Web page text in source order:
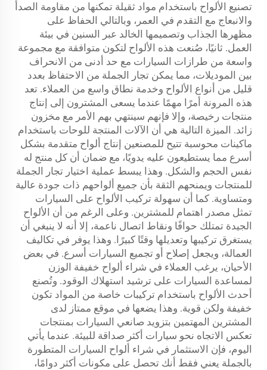
تصنيع الألواح باستخدام مواد ثقيلة تمكنها من مقاومة الصدأ
والانبعاج مع التقدم في العمر، وبالتالي الحفاظ على
مظهرها الجذاب وتصميمها الخالد عبر السنين في بيئة
العمل. ثانيًا، صُنعت هذه الألواح لتكون متوافقة مع مجموعة
واسعة من طرازات السيارات مع حد أدنى من الانحراف
بين الموديلات، مما يمكن تجار الجملة من الاحتفاظ بعدد
قليل من أنواع الألواح وخدمة نطاق واسع من العملاء. تعد
هذه المرونة أمرًا مهمًا عندما يسعى المشترون إلى إنتاج
منتجات رخيصة، وإلا فإنهم سينتهي بهم الأمر مع مخزون
زائد. الميزة التالية هي أن الآلات المنتجة للوحات باستخدام
ماكينات محوسبة تتيح للمصنعين إنتاج ألواح متقدمة بشكل
أسرع مما يستطيعون عليه يدويًا، مع ضمان أن كل منتج له
نفس الحجم والشكل. وهذا يبسط عملية اختيار تجار الجملة
للمنتجات ويمنحهم الثقة بأن جميع ألواحهم ذات جودة عالية
ومتساوية. كما أن سهولة تركيب الألواح على السيارات
تمثل مصدر اهتمام للمشترين. وعلى الرغم من أن الألواح
الجيدة تمتلك حوافًا ونقاط اتصال ناعمة، إلا أنه لا ينبغي أن
يستغرق تركيبها وتعديلها وقتًا كبيرًا. وهذا يوفر في تكاليف
العمالة، ويجعل إصلاح أو تجميع السيارات أسرع. في بعض
الأحيان، يرغب العملاء في شراء ألواح خفيفة الوزن
لمساعدة السيارات على ترشيد استهلاك الوقود. وتُصنع
أحدث الألواح باستخدام تركيبات خاصة من المواد تكون
خفيفة ولكن قوية. وهذا يضعها في موقع ممتاز لدى
المشترين المهتمين بتزويد صانعي السيارات بمنتجات
تعكس الاتجاه نحو سيارات أكثر صداقة للبيئة. عندما يأتي
اليوم، فإن الاستثمار في شراء ألواح السيارات المتطورة
بالجملة يعني فقط أنك تحصل على مكونات أكثر دوامًا،